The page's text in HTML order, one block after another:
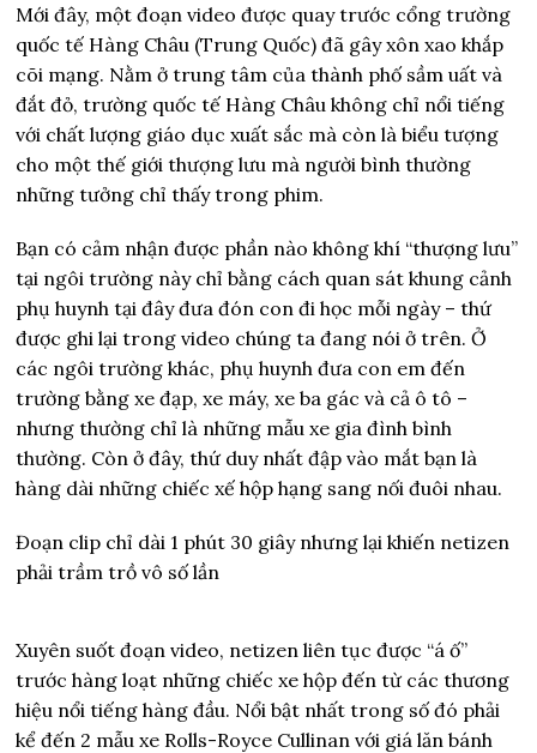
Mới đây, một đoạn video được quay trước cổng trường
quốc tế Hàng Châu (Trung Quốc) đã gây xôn xao khắp
cõi mạng. Nằm ở trung tâm của thành phố sầm uất và
đắt đỏ, trường quốc tế Hàng Châu không chỉ nổi tiếng
với chất lượng giáo dục xuất sắc mà còn là biểu tượng
cho một thế giới thượng lưu mà người bình thường
những tưởng chỉ thấy trong phim.
Bạn có cảm nhận được phần nào không khí “thượng lưu”
tại ngôi trường này chỉ bằng cách quan sát khung cảnh
phụ huynh tại đây đưa đón con đi học mỗi ngày – thứ
được ghi lại trong video chúng ta đang nói ở trên. Ở
các ngôi trường khác, phụ huynh đưa con em đến
trường bằng xe đạp, xe máy, xe ba gác và cả ô tô –
nhưng thường chỉ là những mẫu xe gia đình bình
thường. Còn ở đây, thứ duy nhất đập vào mắt bạn là
hàng dài những chiếc xế hộp hạng sang nối đuôi nhau.
Đoạn clip chỉ dài 1 phút 30 giây nhưng lại khiến netizen
phải trầm trồ vô số lần
Xuyên suốt đoạn video, netizen liên tục được “á ố”
trước hàng loạt những chiếc xe hộp đến từ các thương
hiệu nổi tiếng hàng đầu. Nổi bật nhất trong số đó phải
kể đến 2 mẫu xe Rolls-Royce Cullinan với giá lăn bánh